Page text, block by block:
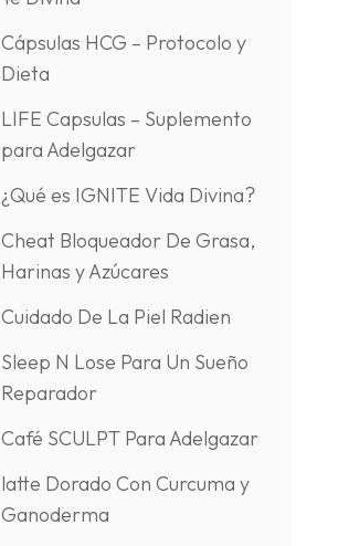
Cápsulas HCG – Protocolo y
Dieta
LIFE Capsulas – Suplemento
para Adelgazar
¿Qué es IGNITE Vida Divina?
Cheat Bloqueador De Grasa,
Harinas y Azúcares
Cuidado De La Piel Radien
Sleep N Lose Para Un Sueño
Reparador
Café SCULPT Para Adelgazar
latte Dorado Con Curcuma y
Ganoderma